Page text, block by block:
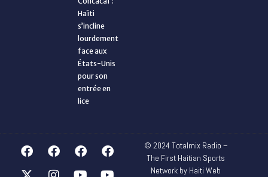
Haïti
s’incline
lourdement
face aux
États-Unis
pour son
entrée en
lice
© 2024 Totalmix Radio –
The First Haitian Sports
Network by Haiti Web